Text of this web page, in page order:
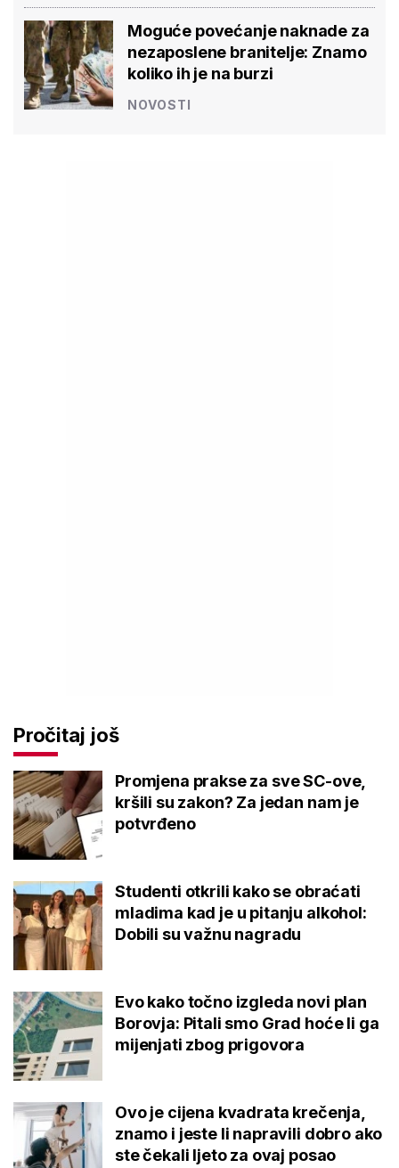
Moguće povećanje naknade za
nezaposlene branitelje: Znamo
koliko ih je na burzi
NOVOSTI
Pročitaj još
Promjena prakse za sve SC-ove,
kršili su zakon? Za jedan nam je
potvrđeno
Studenti otkrili kako se obraćati
mladima kad je u pitanju alkohol:
Dobili su važnu nagradu
Evo kako točno izgleda novi plan
Borovja: Pitali smo Grad hoće li ga
mijenjati zbog prigovora
Ovo je cijena kvadrata krečenja,
znamo i jeste li napravili dobro ako
ste čekali ljeto za ovaj posao